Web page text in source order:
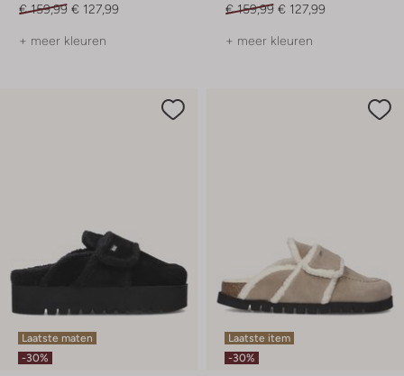
€ 159,99 € 127,99
+ meer kleuren
€ 159,99 € 127,99
+ meer kleuren
Laatste maten
-30%
Laatste item
-30%